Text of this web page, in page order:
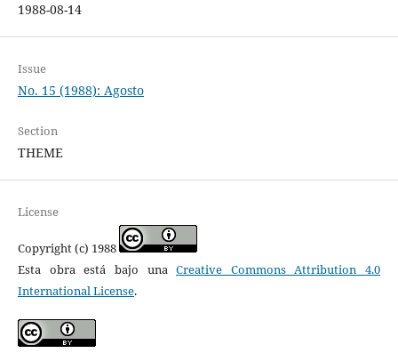
1988-08-14
Issue
No. 15 (1988): Agosto
Section
THEME
License
Copyright (c) 1988
Esta obra está bajo unaCreative Commons Attribution 4.0
International License.